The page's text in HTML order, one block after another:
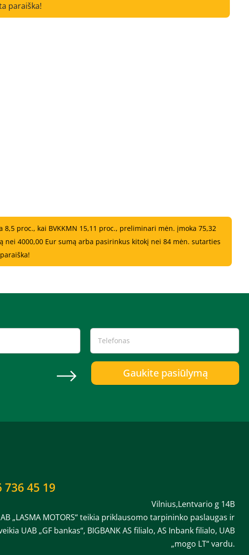
paraiška!
proc., kai BVKKMN 15,11 proc., preliminari mėn. įmoka 75,32
nei 4000,00 Eur sumą arba pasirinkus kitokį nei 84 mėn. sutarties
Gaukite pasiūlymą
736 45 19
Vilnius,Lentvario g 14B
„LASMA MOTORS“ teikia priklausomo tarpininko paslaugas ir
UAB „GF bankas“, BIGBANK AS filialo, AS Inbank filialo, UAB
„mogo LT“ vardu.